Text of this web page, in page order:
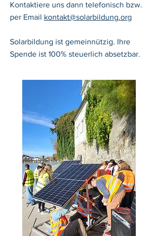
Kontaktiere uns dann telefonisch bzw.
per Email kontakt@solarbildung.org
Solarbildung ist gemeinnützig. Ihre
Spende ist 100% steuerlich absetzbar.